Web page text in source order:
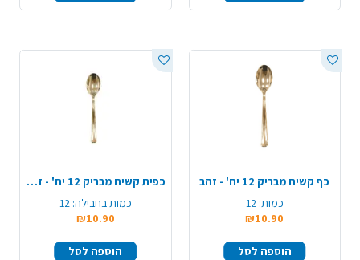
כף קשיח מבריק 12 יח' - זהב
כמות: 12
₪10.90
הוספה לסל
כפית קשיח מבריק 12 יח' - זהב
כמות בחבילה: 12
₪10.90
הוספה לסל